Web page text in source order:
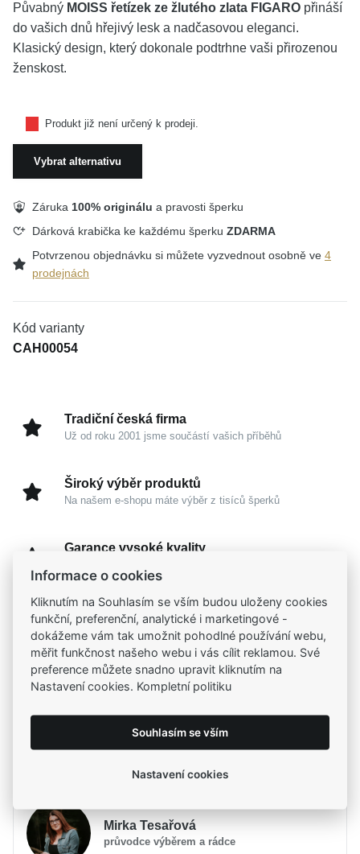
Půvabný MOISS řetízek ze žlutého zlata FIGARO přináší
do vašich dnů hřejivý lesk a nadčasovou eleganci.
Klasický design, který dokonale podtrhne vaši přirozenou
ženskost.
Produkt již není určený k prodeji.
Vybrat alternativu
Záruka 100% originálu a pravosti šperku
Dárková krabička ke každému šperku ZDARMA
Potvrzenou objednávku si můžete vyzvednout osobně ve 4
prodejnách
Kód varianty
CAH00054
Tradiční česká firma
Už od roku 2001 jsme součástí vašich příběhů
Široký výběr produktů
Na našem e-shopu máte výběr z tisíců šperků
Garance vysoké kvality
Kamenné prodejny
Zastavte se do jedné z našich 4 prodejen
Parametry a specifikace
MOISS
Materiál
Zlato žluté 585/1000
Barva
žlutá
PůvabnýMOISS řetízek ze žlutého zlata FIGARO
vstoupí do vašeho života jako jemný dotek hřejivého
světla a stane se elegantní součástí vašeho
Potřebujete poradit?
Mirka Tesařová
průvodce výběrem a rádce
Informace o cookies
Kliknutím na Souhlasím se vším budou uloženy cookies
funkční, preferenční, analytické i marketingové -
dokážeme vám tak umožnit pohodlné používání webu,
měřit funkčnost našeho webu i vás cílit reklamou. Své
preference můžete snadno upravit kliknutím na
Nastavení cookies. Kompletní politiku
Souhlasím se vším
Nastavení cookies